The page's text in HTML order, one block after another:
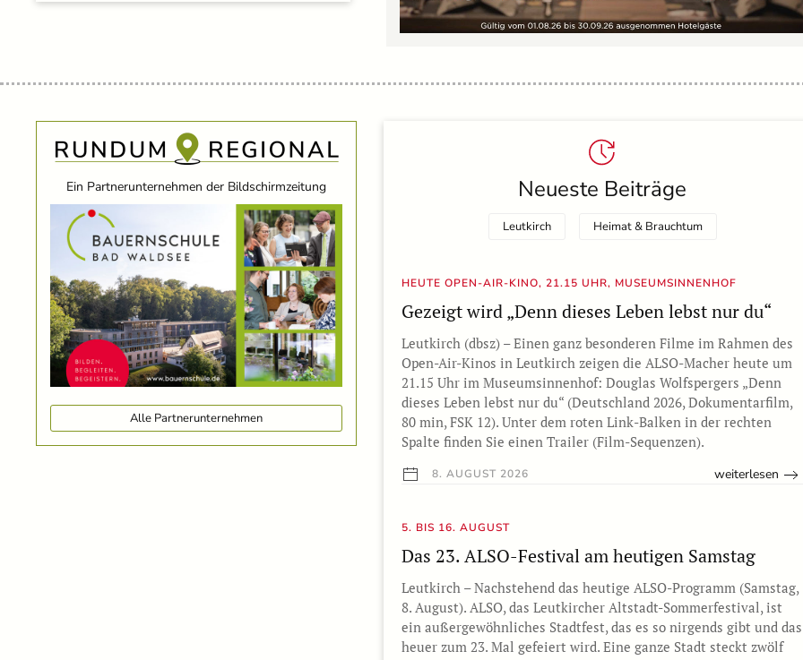
Neueste Beiträge
Leutkirch Heimat & Brauchtum
HEUTE OPEN-AIR-KINO, 21.15 UHR, MUSEUMSINNENHOF
Gezeigt wird „Denn dieses Leben lebst nur du“
Leutkirch (dbsz) – Einen ganz besonderen Filme im Rahmen des
Open-Air-Kinos in Leutkirch zeigen die ALSO-Macher heute um
21.15 Uhr im Museumsinnenhof: Douglas Wolfspergers „Denn
dieses Leben lebst nur du“ (Deutschland 2026, Dokumentarfilm,
80 min, FSK 12). Unter dem roten Link-Balken in der rechten
Spalte finden Sie einen Trailer (Film-Sequenzen).
8. AUGUST 2026 weiterlesen
5. BIS 16. AUGUST
Das 23. ALSO-Festival am heutigen Samstag
Leutkirch – Nachstehend das heutige ALSO-Programm (Samstag,
8. August). ALSO, das Leutkircher Altstadt-Sommerfestival, ist
ein außergewöhnliches Stadtfest, das es so nirgends gibt und das
heuer zum 23. Mal gefeiert wird. Eine ganze Stadt steckt zwölf
Ein Partnerunternehmen der Bildschirmzeitung
Alle Partnerunternehmen